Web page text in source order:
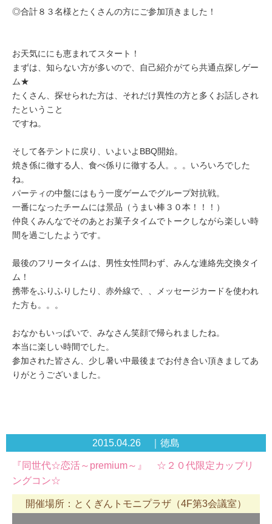
◎合計８３名様とたくさんの方にご参加頂きました！
お天気ににも恵まれてスタート！
まずは、知らない方が多いので、自己紹介がてら共通点探しゲー
ム★
たくさん、探せられた方は、それだけ異性の方と多くお話しされ
たということ
ですね。
そして各テントに戻り、いよいよBBQ開始。
焼き係に徹する人、食べ係りに徹する人。。。いろいろでした
ね。
パーティの中盤にはもう一度ゲームでグループ対抗戦。
一番になったチームには景品（うまい棒３０本！！！）
仲良くみんなでそのあとお菓子タイムでトークしながら楽しい時
間を過ごしたようです。
最後のフリータイムは、男性女性問わず、みんな連絡先交換タイ
ム！
携帯をふりふりしたり、赤外線で、、メッセージカードを使われ
た方も。。。
おなかもいっぱいで、みなさん笑顔で帰られましたね。
本当に楽しい時間でした。
参加された皆さん、少し暑い中最後までお付き合い頂きましてあ
りがとうございました。
2015.04.26 ｜徳島
『同世代☆恋活～premium～』 ☆２０代限定カップリ
ングコン☆
開催場所：とくぎんトモニプラザ（4F第3会議室）